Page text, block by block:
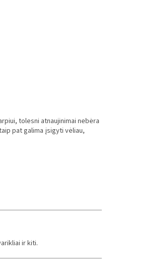
tolesni atnaujinimai nebėra
pat galima įsigyti vėliau,
ir kiti.